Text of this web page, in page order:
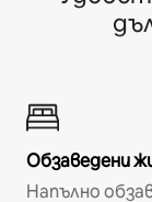
Обзаведени
Напълно